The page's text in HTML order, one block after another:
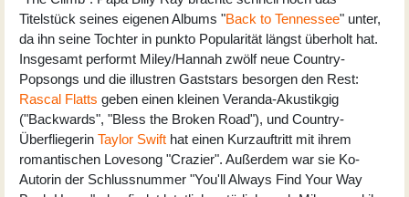
Titelstück seines eigenen Albums "Back to Tennessee" unter,
da ihn seine Tochter in punkto Popularität längst überholt hat.
Insgesamt performt Miley/Hannah zwölf neue Country-
Popsongs und die illustren Gaststars besorgen den Rest:
Rascal Flatts geben einen kleinen Veranda-Akustikgig
("Backwards", "Bless the Broken Road"), und Country-
Überfliegerin Taylor Swift hat einen Kurzauftritt mit ihrem
romantischen Lovesong "Crazier". Außerdem war sie Ko-
Autorin der Schlussnummer "You'll Always Find Your Way